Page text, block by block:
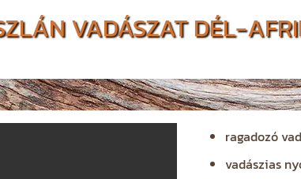
VADÁSZAT DÉL-
ragadozó
vadászias